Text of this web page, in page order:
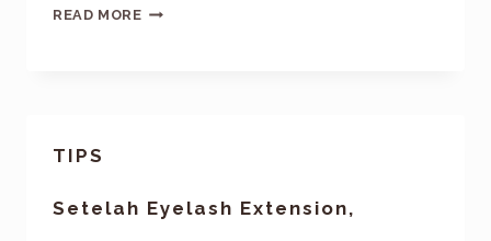
READ MORE
TIPS
Setelah Eyelash Extension,